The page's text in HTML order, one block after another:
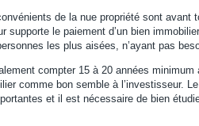
de la nue propriété sont avant
supporte le paiement d’un bien
les plus aisées, n’ayant pas
compter 15 à 20 années
comme bon semble à l’investisseur.
et il est nécessaire de bien